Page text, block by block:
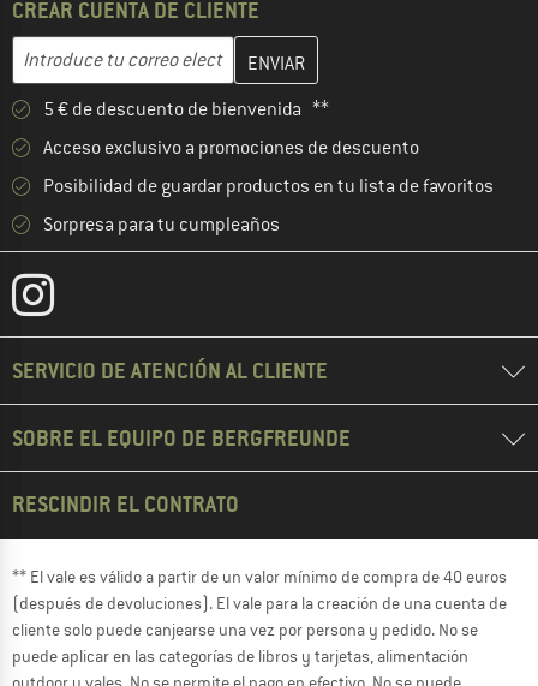
CREAR CUENTA DE CLIENTE
Dirección de correo electrónico
Introduce aquí tu dirección de correo electrónico y crea tu
5 € de descuento de bienvenida **
Acceso exclusivo a promociones de descuento
Posibilidad de guardar productos en tu lista de favoritos
Sorpresa para tu cumpleaños
SERVICIO DE ATENCIÓN AL CLIENTE
SOBRE EL EQUIPO DE BERGFREUNDE
RESCINDIR EL CONTRATO
** El vale es válido a partir de un valor mínimo de compra de 40 euros
(después de devoluciones). El vale para la creación de una cuenta de
cliente solo puede canjearse una vez por persona y pedido. No se
puede aplicar en las categorías de libros y tarjetas, alimentación